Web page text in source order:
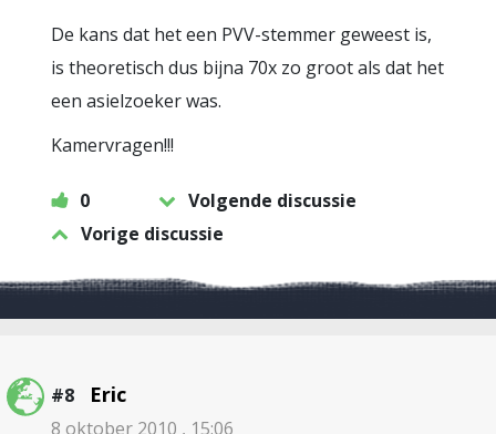
De kans dat het een PVV-stemmer geweest is,
is theoretisch dus bijna 70x zo groot als dat het
een asielzoeker was.
Kamervragen!!!
0
Volgende discussie
Vorige discussie
#8 Eric
8 oktober 2010 , 15:06